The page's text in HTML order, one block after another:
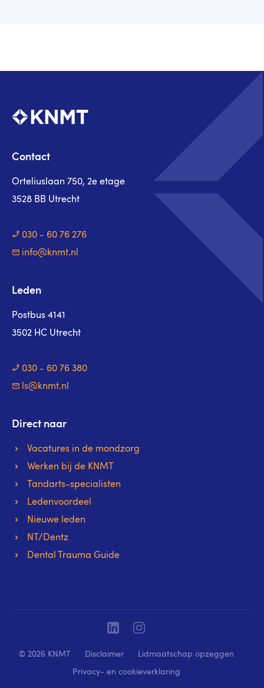
Contact
Orteliuslaan 750, 2e etage
3528 BB Utrecht
030 - 60 76 276
info@knmt.nl
Leden
Postbus 4141
3502 HC Utrecht
030 - 60 76 380
ls@knmt.nl
Direct naar
Vacatures in de mondzorg
Werken bij de KNMT
Tandarts-specialisten
Ledenvoordeel
Nieuwe leden
NT/Dentz
Dental Trauma Guide
© 2026 KNMT Disclaimer Lidmaatschap opzeggen
Privacy- en cookieverklaring
Linkedin